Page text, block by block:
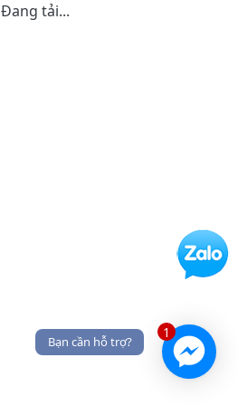
Đang tải...
1
Bạn cần hỗ trợ?